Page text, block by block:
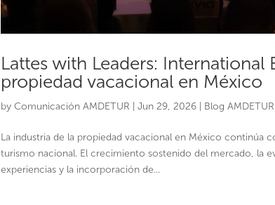
Lattes with Leaders:
propiedad vacacional en México
by Comunicación AMDETUR Jun 29, 2026| Blog AMDETUR
La industria de la propiedad vacacional en México
turismo nacional. El crecimiento sostenido del mercado, la
experiencias y la incorporación de...